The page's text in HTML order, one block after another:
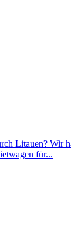
Wir
für...